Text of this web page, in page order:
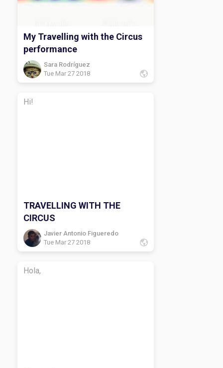
My Travelling with the Circus
performance
Sara Rodríguez
Tue Mar 27 2018
Hi!
TRAVELLING WITH THE
CIRCUS
Javier Antonio Figueredo
Tue Mar 27 2018
Hola,